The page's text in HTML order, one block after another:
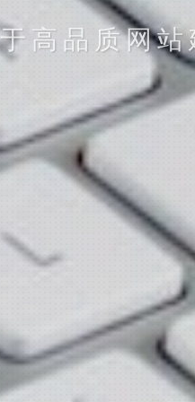
然在互联网
交